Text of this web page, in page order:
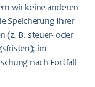
wir keine anderen
Speicherung Ihrer
(z. B. steuer- oder
im
nach Fortfall